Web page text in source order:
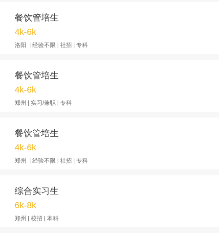
餐饮管培生
4k-6k
洛阳 | 经验不限 | 社招 | 专科
餐饮管培生
4k-6k
郑州 | 实习/兼职 | 专科
餐饮管培生
4k-6k
郑州 | 经验不限 | 社招 | 专科
综合实习生
6k-8k
郑州 | 校招 | 本科